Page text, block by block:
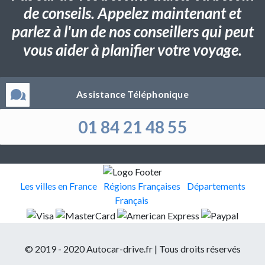
de conseils. Appelez maintenant et
parlez à l'un de nos conseillers qui peut
vous aider à planifier votre voyage.
Assistance Téléphonique
01 84 21 48 55
Les villes en France Régions Françaises
Départements
Français
© 2019 - 2020 Autocar-drive.fr | Tous droits réservés